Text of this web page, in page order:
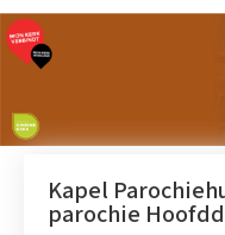
Kapel
parochie